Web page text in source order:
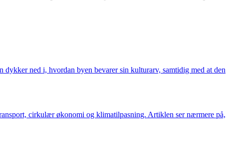
ned i, hvordan byen bevarer sin kulturarv, samtidig med at den
cirkulær økonomi og klimatilpasning. Artiklen ser nærmere på,